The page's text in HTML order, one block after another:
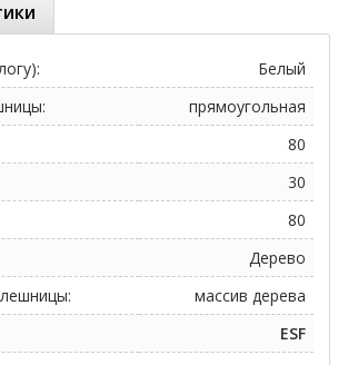
Белый
прямоугольная
80
30
80
Дерево
массив дерева
ESF